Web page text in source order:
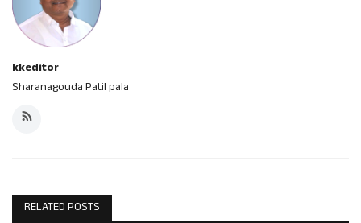
kkeditor
Sharanagouda Patil pala
RELATED POSTS